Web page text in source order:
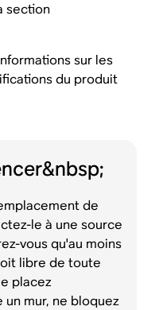
section
sur les
du produit
de
le à une source
vous qu'au moins
libre de toute
placez
mur, ne bloquez